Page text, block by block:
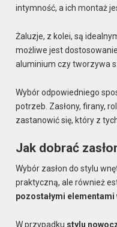
intymność, a ich montaż
Żaluzje, z kolei, są
możliwe jest
aluminium czy tworzywa
Wybór odpowiedniego
potrzeb. Zasłony, firany,
zastanowić się, który z
Jak dobrać
Wybór zasłon do stylu
praktyczną, ale również
pozostałymi
W przypadku stylu